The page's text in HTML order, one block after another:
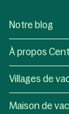
Notre blog
À propos
Villages de
Maison de